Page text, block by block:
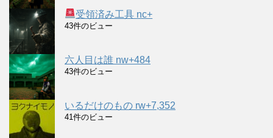
受領済み工具 nc+
43件のビュー
六人目は誰 nw+484
43件のビュー
いるだけのもの rw+7,352
41件のビュー